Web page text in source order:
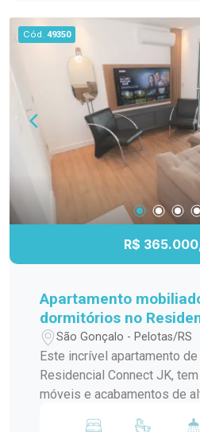
valoriza qualidade nos
bem distribuídos. Entre em contato e agende sua
Cód. 49350
R$
Apartamento
dormitórios no
São Gonçalo - Pelotas/RS
Este incrível apartamento
Residencial Connect JK,
móveis e acabamentos de